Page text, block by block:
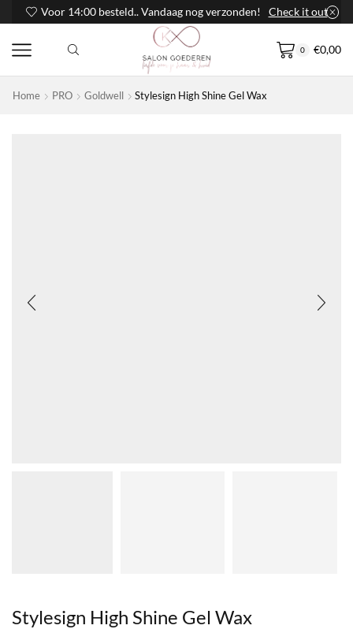
Voor 14:00 besteld.. Vandaag nog verzonden! Check it out
0 €0,00
Home PRO Goldwell Stylesign High Shine Gel Wax
Stylesign High Shine Gel Wax